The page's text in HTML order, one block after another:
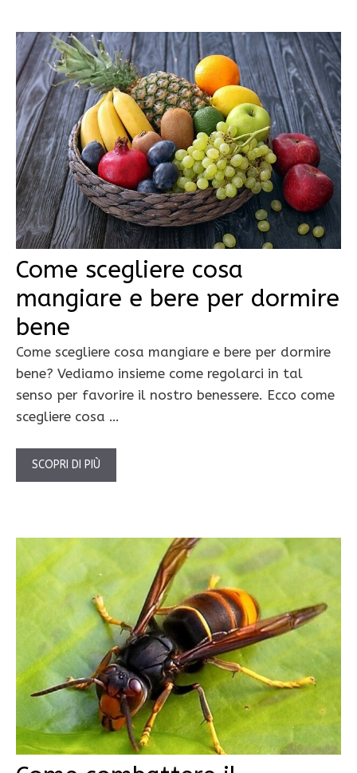
Come scegliere cosa
mangiare e bere per dormire
bene
Come scegliere cosa mangiare e bere per dormire
bene? Vediamo insieme come regolarci in tal
senso per favorire il nostro benessere. Ecco come
scegliere cosa …
SCOPRI DI PIÙ